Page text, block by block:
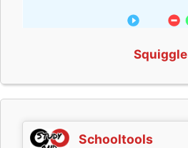
Squiggle
Schooltools